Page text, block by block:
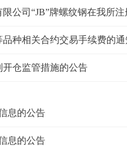
公司“JB”牌螺纹钢在我所
种相关合约交易手续费的通
仓监管措施的公告
息的公告
息的公告